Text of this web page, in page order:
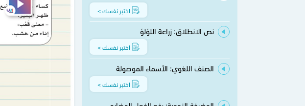
اختبر نفسك >
نص الانطلاق: زراعة اللؤلؤ
اختبر نفسك >
الصنف اللغوي: الأسماء الموصولة
اختبر نفسك >